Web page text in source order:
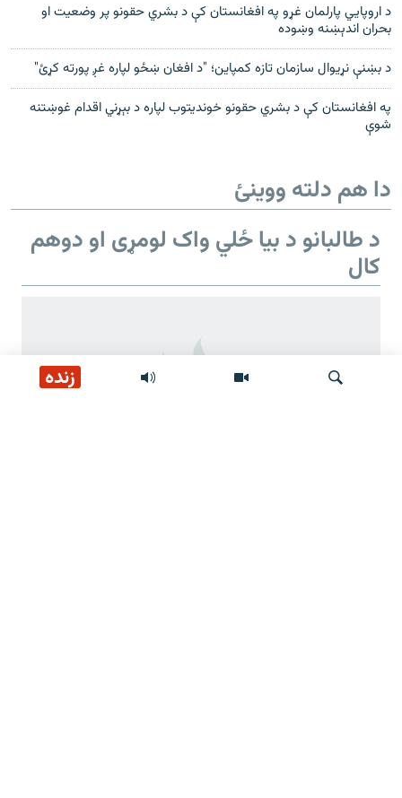
زنده
د اروپايي پارلمان غړو په افغانستان کې د بشري حقونو پر وضعیت او
بحران اندېښنه وښوده
د بښنې نړیوال سازمان تازه کمپاین؛ "د افغان ښځو لپاره غږ پورته کړئ"
په افغانستان کې د بشري حقونو خوندیتوب لپاره د بېړني اقدام غوښتنه
شوې
دا هم دلته ووینئ
د طالبانو د بیا ځلي واک لومړی او دوهم
کال